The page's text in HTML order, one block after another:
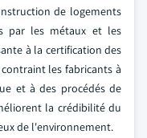
de logements
par les métaux et les
à la certification des
les fabricants à
et à des procédés de
la crédibilité du
de l'environnement.